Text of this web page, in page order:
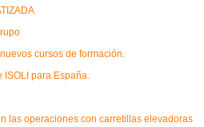
cursos de formación.
ISOLI para España.
las operaciones con carretillas elevadoras